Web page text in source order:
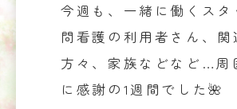
今週も、一緒に働くスタ
問看護の利用者さん、関
方々、家族などなど…周
に感謝の1週間でした🌺